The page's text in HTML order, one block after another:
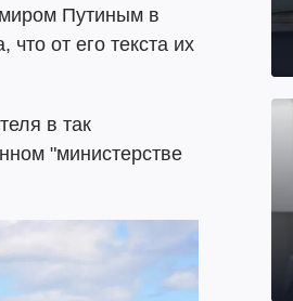
Путиным в
от его текста их
в так
"министерстве